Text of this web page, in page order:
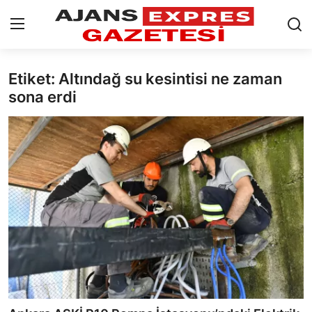
GİRİŞ YAP Kayıt olmak
AnaSayfa
Eskişehir Siyaset
Siyaset
Türkiye Gündemi
Yerel
Siber Güvenlik
Eğitim
Etiket: Altındağ su kesintisi ne zaman
sona erdi